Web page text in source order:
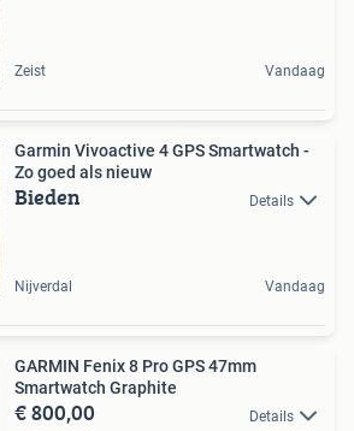
Zeist Vandaag
Garmin Vivoactive 4 GPS Smartwatch -
Zo goed als nieuw
Bieden Details
Nijverdal Vandaag
GARMIN Fenix 8 Pro GPS 47mm
Smartwatch Graphite
€ 800,00 Details